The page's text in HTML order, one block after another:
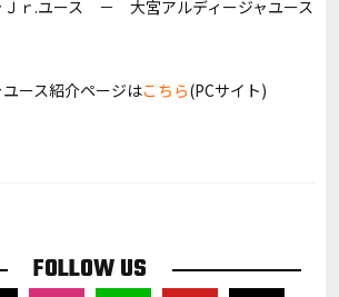
Ｊｒ.ユース － 大宮アルディージャユース
ース紹介ページはこちら(PCサイト)
FOLLOW US